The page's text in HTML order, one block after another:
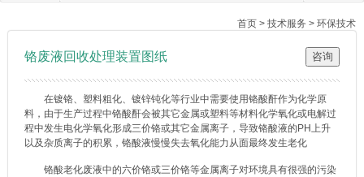
首页 > 技术服务 > 环保技术
铬废液回收处理装置图纸 咨询
在镀铬、塑料粗化、镀锌钝化等行业中需要使用铬酸酐作为化学原
料，由于生产过程中铬酸酐会被其它金属或塑料等材料化学氧化或电解过
程中发生电化学氧化形成三价铬或其它金属离子，导致铬酸液的PH上升
以及杂质离子的积累，铬酸液慢慢失去氧化能力从面最终发生老化
铬酸老化废液中的六价铬或三价铬等金属离子对环境具有很强的污染